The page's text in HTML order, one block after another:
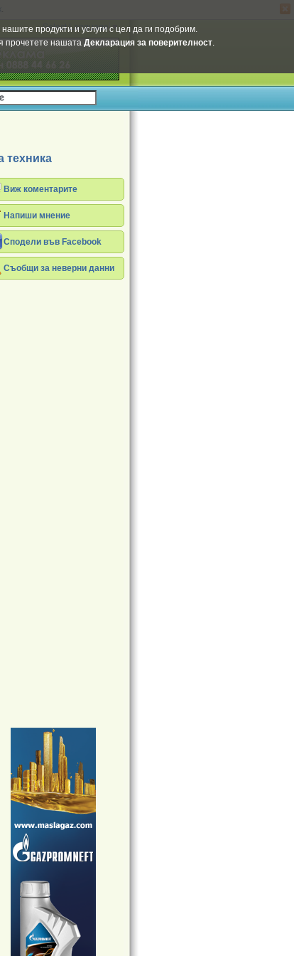
продукти и услуги с цел да ги подобрим.
прочетете нашатаДекларация за поверителност.
Select Language ▼
техника
Виж коментарите
Напиши мнение
Сподели във Facebook
Съобщи за неверни данни